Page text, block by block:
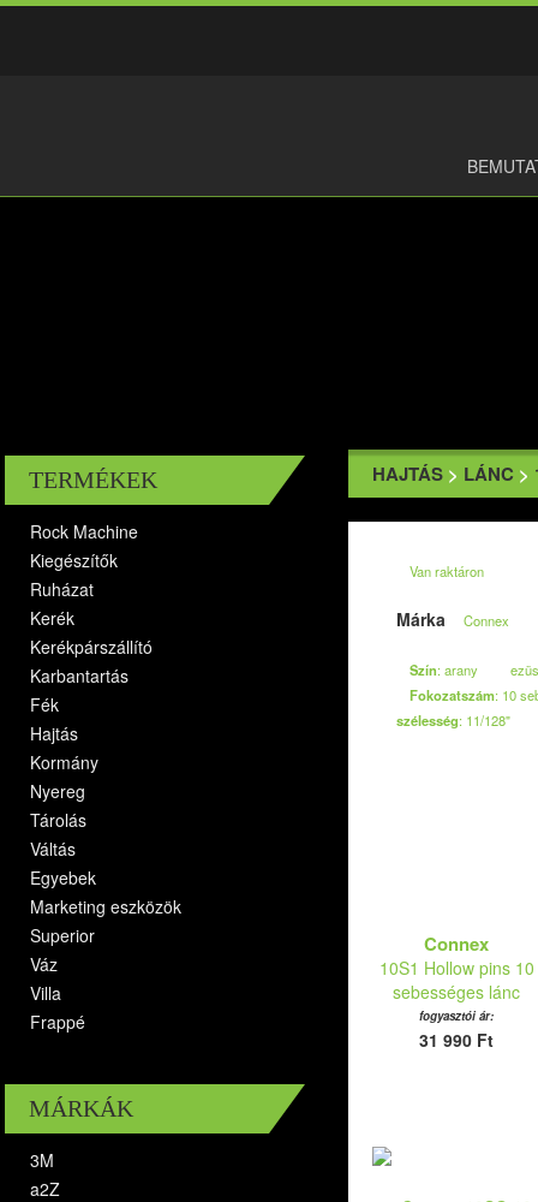
TERMÉKEK
Rock Machine
Kiegészítők
Ruházat
Kerék
Kerékpárszállító
Karbantartás
Fék
Hajtás
Kormány
Nyereg
Tárolás
Váltás
Egyebek
Marketing eszközök
Superior
Váz
Villa
Frappé
MÁRKÁK
3M
a2Z
HAJTÁS > LÁNC >
Van raktáron
Márka Connex
Szín: arany
Fokozatszám: 10
szélesség: 11/128"
Connex
10S1 Hollow pins 10
sebességes lánc
fogyasztói ár:
31 990 Ft